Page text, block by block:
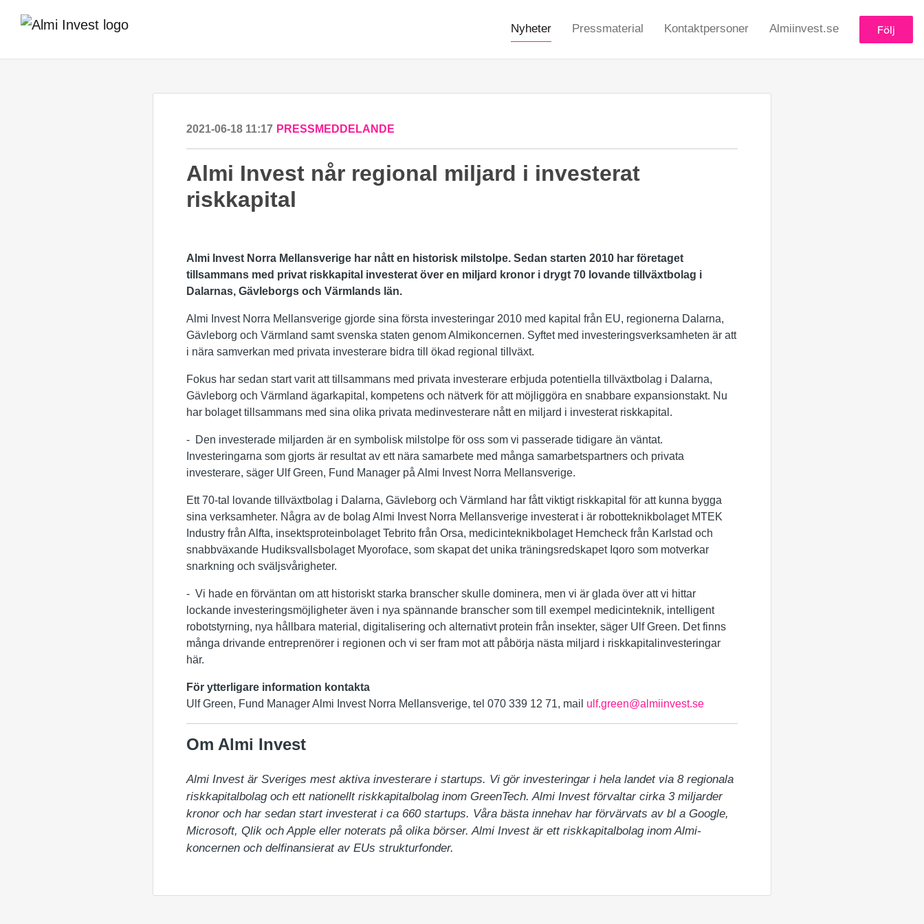
Nyheter Pressmaterial Kontaktpersoner Almiinvest.se Följ
2021-06-18 11:17 PRESSMEDDELANDE
Almi Invest når regional miljard i investerat
riskkapital
Almi Invest Norra Mellansverige har nått en historisk milstolpe. Sedan starten 2010 har företaget
tillsammans med privat riskkapital investerat över en miljard kronor i drygt 70 lovande tillväxtbolag i
Dalarnas, Gävleborgs och Värmlands län.
Almi Invest Norra Mellansverige gjorde sina första investeringar 2010 med kapital från EU, regionerna Dalarna,
Gävleborg och Värmland samt svenska staten genom Almikoncernen. Syftet med investeringsverksamheten är att
i nära samverkan med privata investerare bidra till ökad regional tillväxt.
Fokus har sedan start varit att tillsammans med privata investerare erbjuda potentiella tillväxtbolag i Dalarna,
Gävleborg och Värmland ägarkapital, kompetens och nätverk för att möjliggöra en snabbare expansionstakt. Nu
har bolaget tillsammans med sina olika privata medinvesterare nått en miljard i investerat riskkapital.
- Den investerade miljarden är en symbolisk milstolpe för oss som vi passerade tidigare än väntat.
Investeringarna som gjorts är resultat av ett nära samarbete med många samarbetspartners och privata
investerare, säger Ulf Green, Fund Manager på Almi Invest Norra Mellansverige.
Ett 70-tal lovande tillväxtbolag i Dalarna, Gävleborg och Värmland har fått viktigt riskkapital för att kunna bygga
sina verksamheter. Några av de bolag Almi Invest Norra Mellansverige investerat i är robotteknikbolaget MTEK
Industry från Alfta, insektsproteinbolaget Tebrito från Orsa, medicinteknikbolaget Hemcheck från Karlstad och
snabbväxande Hudiksvallsbolaget Myoroface, som skapat det unika träningsredskapet Iqoro som motverkar
snarkning och sväljsvårigheter.
- Vi hade en förväntan om att historiskt starka branscher skulle dominera, men vi är glada över att vi hittar
lockande investeringsmöjligheter även i nya spännande branscher som till exempel medicinteknik, intelligent
robotstyrning, nya hållbara material, digitalisering och alternativt protein från insekter, säger Ulf Green. Det finns
många drivande entreprenörer i regionen och vi ser fram mot att påbörja nästa miljard i riskkapitalinvesteringar
här.
För ytterligare information kontakta
Ulf Green, Fund Manager Almi Invest Norra Mellansverige, tel 070 339 12 71, mail ulf.green@almiinvest.se
Om Almi Invest
Almi Invest är Sveriges mest aktiva investerare i startups. Vi gör investeringar i hela landet via 8 regionala
riskkapitalbolag och ett nationellt riskkapitalbolag inom GreenTech. Almi Invest förvaltar cirka 3 miljarder
kronor och har sedan start investerat i ca 660 startups. Våra bästa innehav har förvärvats av bl a Google,
Microsoft, Qlik och Apple eller noterats på olika börser. Almi Invest är ett riskkapitalbolag inom Almi-
koncernen och delfinansierat av EUs strukturfonder.